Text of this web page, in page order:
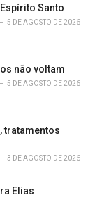
Santo
5 DE AGOSTO DE 2026
não voltam
5 DE AGOSTO DE 2026
tratamentos
3 DE AGOSTO DE 2026
Elias